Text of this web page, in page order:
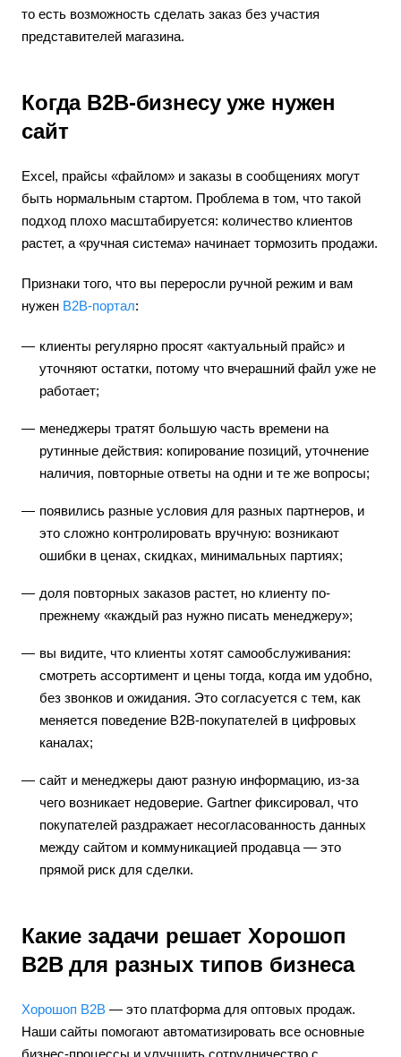
то есть возможность сделать заказ без участия
представителей магазина.
Когда B2B-бизнесу уже нужен
сайт
Excel, прайсы «файлом» и заказы в сообщениях могут
быть нормальным стартом. Проблема в том, что такой
подход плохо масштабируется: количество клиентов
растет, а «ручная система» начинает тормозить продажи.
Признаки того, что вы переросли ручной режим и вам
нужен B2B-портал:
клиенты регулярно просят «актуальный прайс» и
уточняют остатки, потому что вчерашний файл уже не
работает;
менеджеры тратят большую часть времени на
рутинные действия: копирование позиций, уточнение
наличия, повторные ответы на одни и те же вопросы;
появились разные условия для разных партнеров, и
это сложно контролировать вручную: возникают
ошибки в ценах, скидках, минимальных партиях;
доля повторных заказов растет, но клиенту по-
прежнему «каждый раз нужно писать менеджеру»;
вы видите, что клиенты хотят самообслуживания:
смотреть ассортимент и цены тогда, когда им удобно,
без звонков и ожидания. Это согласуется с тем, как
меняется поведение B2B-покупателей в цифровых
каналах;
сайт и менеджеры дают разную информацию, из-за
чего возникает недоверие. Gartner фиксировал, что
покупателей раздражает несогласованность данных
между сайтом и коммуникацией продавца — это
прямой риск для сделки.
Какие задачи решает Хорошоп
B2B для разных типов бизнеса
Хорошоп B2B — это платформа для оптовых продаж.
Наши сайты помогают автоматизировать все основные
бизнес-процессы и улучшить сотрудничество с